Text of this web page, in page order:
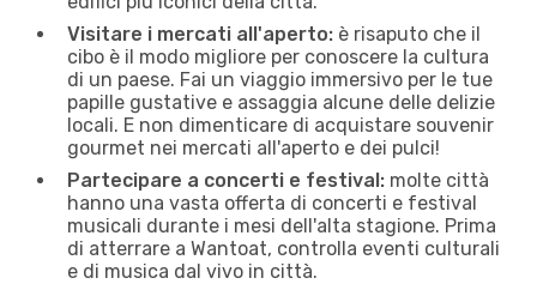
Visitare i mercati all'aperto: è risaputo che il
cibo è il modo migliore per conoscere la cultura
di un paese. Fai un viaggio immersivo per le tue
papille gustative e assaggia alcune delle delizie
locali. E non dimenticare di acquistare souvenir
gourmet nei mercati all'aperto e dei pulci!
Partecipare a concerti e festival: molte città
hanno una vasta offerta di concerti e festival
musicali durante i mesi dell'alta stagione. Prima
di atterrare a Wantoat, controlla eventi culturali
e di musica dal vivo in città.